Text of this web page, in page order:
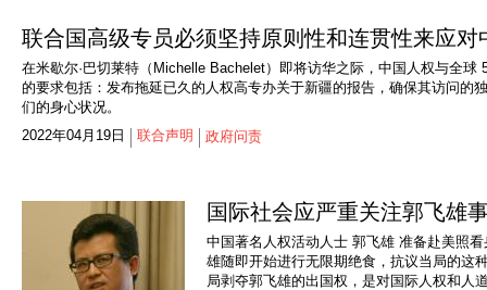
联合国高级专员必须坚持原则性和连贯性来应对
在米歇尔·巴切莱特（Michelle Bachelet）即将访华之际，中国人权与全
的要求包括：发布拖延已久的人权高专办关于新疆的报告，确保其访问
们的身心状况。
2022年04月19日
联合声明 政府问责
国际社会应严重关注郭飞雄
中国著名人权活动人士 郭飞雄 准备赴美照
雄随即开始进行无限期绝食，抗议当局的这
局剥夺郭飞雄的出国权，是对国际人权和人